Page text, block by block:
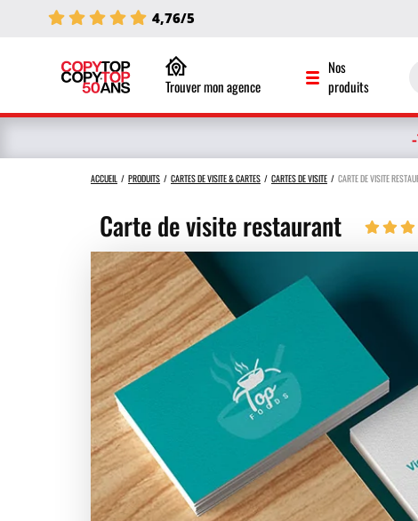
4,76/5
Trouver mon agence
Nos
produits
ACCUEIL PRODUITS CARTES DE VISITE & CARTES CARTES DE VISITE CARTE DE VISITE
Carte de visite restaurant